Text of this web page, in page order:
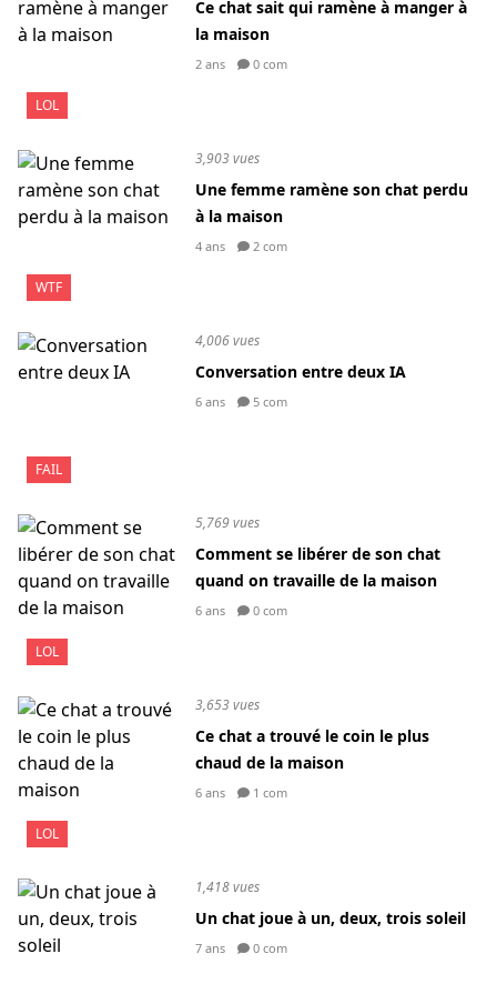
LOL
Ce chat sait qui ramène à manger à
la maison
2 ans 0 com
WTF
3,903 vues
Une femme ramène son chat perdu
à la maison
4 ans 2 com
FAIL
4,006 vues
Conversation entre deux IA
6 ans 5 com
LOL
5,769 vues
Comment se libérer de son chat
quand on travaille de la maison
6 ans 0 com
LOL
3,653 vues
Ce chat a trouvé le coin le plus
chaud de la maison
6 ans 1 com
1,418 vues
Un chat joue à un, deux, trois soleil
7 ans 0 com